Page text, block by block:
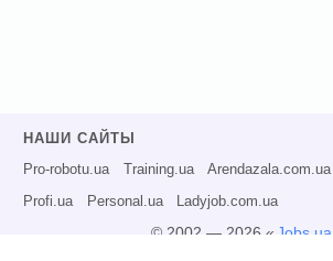
НАШИ САЙТЫ
Pro-robotu.ua Training.ua Arendazala.com.ua
Profi.ua Personal.ua Ladyjob.com.ua
© 2002 — 2026 « Jobs.ua